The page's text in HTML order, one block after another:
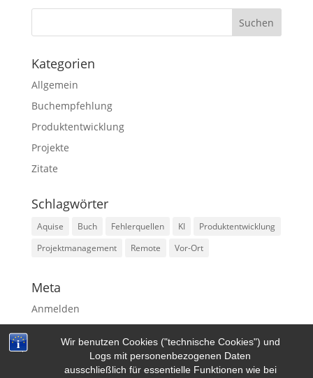
Wir benutzen Cookies ("technische Cookies") und
Logs mit personenbezogenen Daten
ausschließlich für essentielle Funktionen wie bei
Kategorien
Allgemein
Buchempfehlung
Produktentwicklung
Projekte
Zitate
Schlagwörter
Aquise Buch Fehlerquellen KI
Produktentwicklung
Projektmanagement
Remote Vor-Ort
Meta
Anmelden
WordPress.org